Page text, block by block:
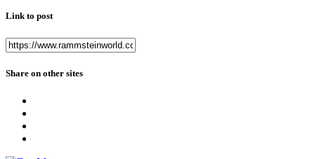
Link to post
Share on other sites